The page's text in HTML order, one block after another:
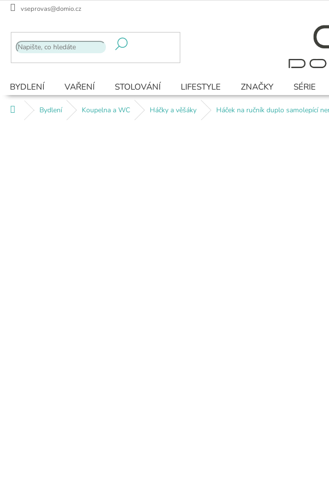
Přejít
vseprovas@domio.cz
BYDLENÍ VAŘENÍ STOLOVÁNÍ LIFESTYLE ZNAČKY SÉRIE
Domů Bydlení Koupelna a WC Háčky a věšáky Háček na ručník duplo samolepící